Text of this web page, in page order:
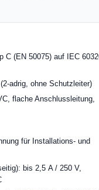
C (EN 50075) auf IEC
adrig, ohne Schutzleiter)
flache Anschlussleitung,
für Installations- und
bis 2,5 A / 250 V,